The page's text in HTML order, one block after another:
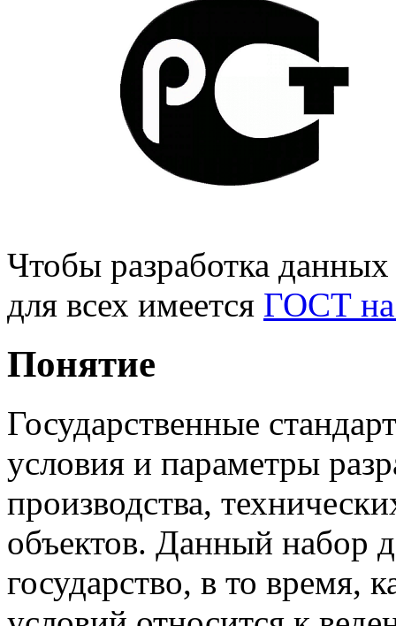
Чтобы разработка
для всех имеется ГОСТ на
Понятие
Государственные
условия и параметры
производства,
объектов. Данный набор
государство, в то время,